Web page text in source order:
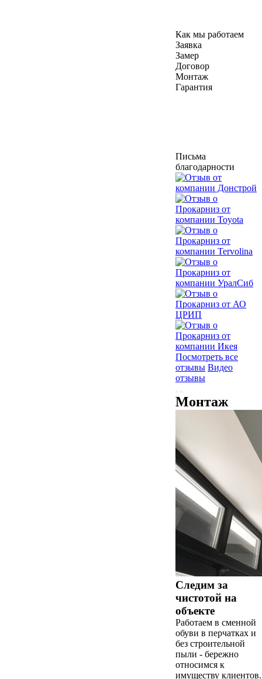
Как мы работаем
Заявка
Замер
Договор
Монтаж
Гарантия
Письма
благодарности
Посмотреть все
отзывы Видео
отзывы
Монтаж
Следим за
чистотой на
объекте
Работаем в сменной
обуви в перчатках и
без строительной
пыли - бережно
относимся к
имуществу клиентов.